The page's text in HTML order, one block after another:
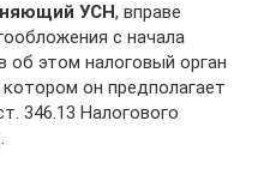
УСН, вправе
с начала
об этом налоговый орган
он предполагает
346.13 Налогового